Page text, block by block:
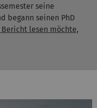
seine
begann seinen PhD
Bericht lesen möchte,